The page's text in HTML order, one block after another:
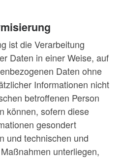
ist die Verarbeitung
Daten in einer Weise, auf
Daten ohne
Informationen nicht
betroffenen Person
können, sofern diese
gesondert
und technischen und
unterliegen,